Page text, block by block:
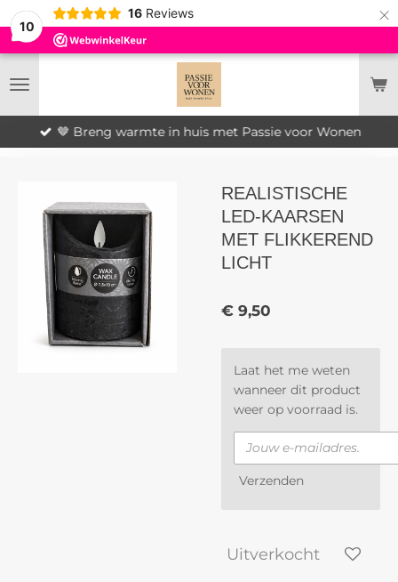
10
16 Reviews ×
🤎 Breng warmte in huis met Passie voor Wonen
REALISTISCHE
LED-KAARSEN
MET FLIKKEREND
LICHT
€ 9,50
Laat het me weten
wanneer dit product
weer op voorraad is.
Verzenden
Uitverkocht